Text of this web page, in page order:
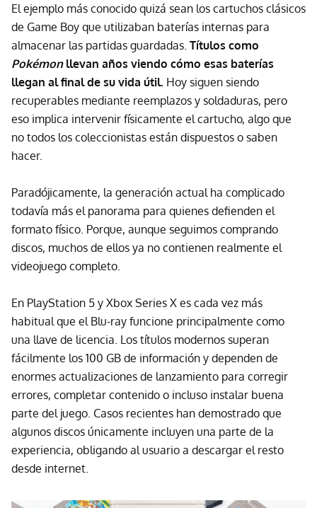
El ejemplo más conocido quizá sean los cartuchos clásicos
de Game Boy que utilizaban baterías internas para
almacenar las partidas guardadas. Títulos como
Pokémon llevan años viendo cómo esas baterías
llegan al final de su vida útil. Hoy siguen siendo
recuperables mediante reemplazos y soldaduras, pero
eso implica intervenir físicamente el cartucho, algo que
no todos los coleccionistas están dispuestos o saben
hacer.
Paradójicamente, la generación actual ha complicado
todavía más el panorama para quienes defienden el
formato físico. Porque, aunque seguimos comprando
discos, muchos de ellos ya no contienen realmente el
videojuego completo.
En PlayStation 5 y Xbox Series X es cada vez más
habitual que el Blu-ray funcione principalmente como
una llave de licencia. Los títulos modernos superan
fácilmente los 100 GB de información y dependen de
enormes actualizaciones de lanzamiento para corregir
errores, completar contenido o incluso instalar buena
parte del juego. Casos recientes han demostrado que
algunos discos únicamente incluyen una parte de la
experiencia, obligando al usuario a descargar el resto
desde internet.